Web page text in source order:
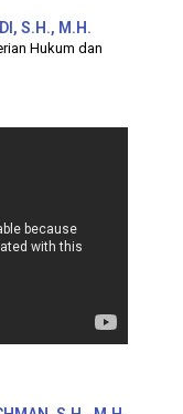
S.H., M.H.
Hukum dan